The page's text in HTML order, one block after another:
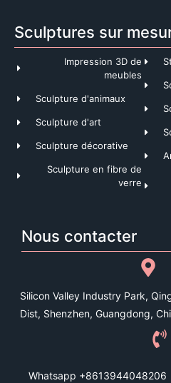
Sculptures sur
Impression 3D de
meubles
Sculpture d'animaux
Sculpture d'art
Sculpture décorative
Sculpture en fibre de
verre
Nous contacter
Silicon Valley Industry Park,
Dist, Shenzhen, Guangdong,
Whatsapp +8613944048206